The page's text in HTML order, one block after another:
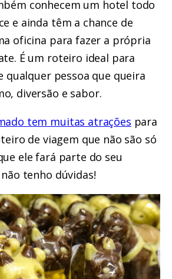
conhecem um hotel todo
e ainda têm a chance de
oficina para fazer a própria
É um roteiro ideal para
qualquer pessoa que queira
diversão e sabor.
tem muitas atrações para
de viagem que não são só
ele fará parte do seu
tenho dúvidas!